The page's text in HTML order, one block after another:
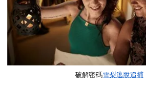
破解密碼雪梨逃脫追捕